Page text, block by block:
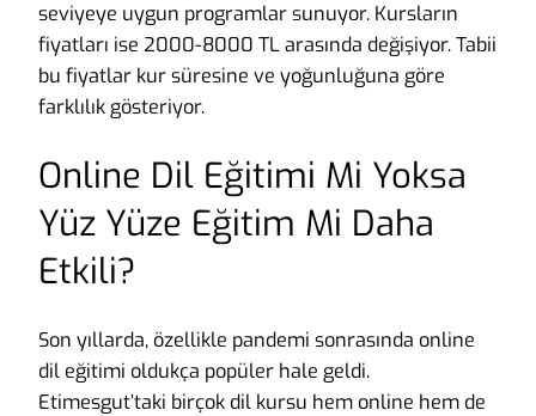
seviyeye uygun programlar sunuyor. Kursların
fiyatları ise 2000-8000 TL arasında değişiyor. Tabii
bu fiyatlar kur süresine ve yoğunluğuna göre
farklılık gösteriyor.
Online Dil Eğitimi Mi Yoksa
Yüz Yüze Eğitim Mi Daha
Etkili?
Son yıllarda, özellikle pandemi sonrasında online
dil eğitimi oldukça popüler hale geldi.
Etimesgut’taki birçok dil kursu hem online hem de